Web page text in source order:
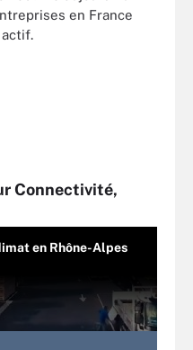
en France
Connectivité,
en Rhône-Alpes